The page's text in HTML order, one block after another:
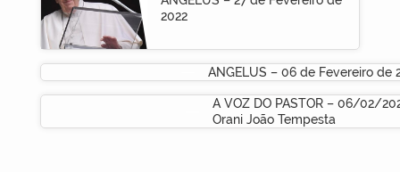
2022
ANGELUS – 06 de Fevereiro de
A VOZ DO PASTOR – 06/02/
Orani João Tempesta